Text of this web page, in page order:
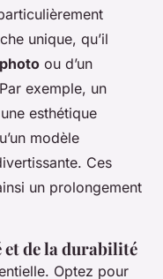
unique, qu’il
photo ou d’un
exemple, un
esthétique
modèle
Ces
un prolongement
et de la durabilité
Optez pour